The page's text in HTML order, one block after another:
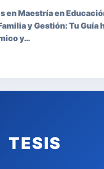
en Maestría en
y Gestión: Tu Guía
y…
TESIS